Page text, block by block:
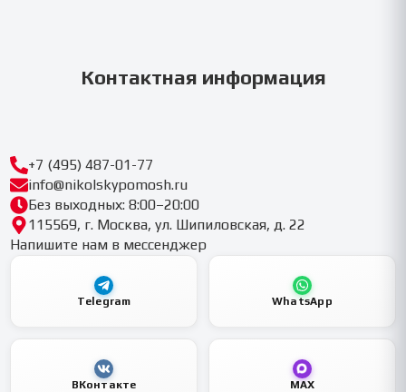
Контактная информация
+7 (495) 487-01-77
info@nikolskypomosh.ru
Без выходных: 8:00–20:00
115569, г. Москва, ул. Шипиловская, д. 22
Напишите нам в мессенджер
Telegram WhatsApp
ВКонтакте MAX